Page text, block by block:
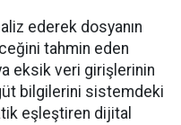
ederek dosyanın
tahmin eden
eksik veri girişlerinin
bilgilerini sistemdeki
eşleştiren dijital